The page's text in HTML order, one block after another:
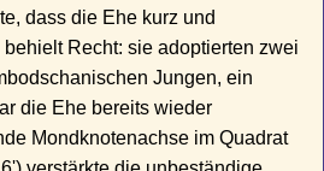
dass die Ehe kurz und
Recht: sie adoptierten zwei
Jungen, ein
die Ehe bereits wieder
Mondknotenachse im Quadrat